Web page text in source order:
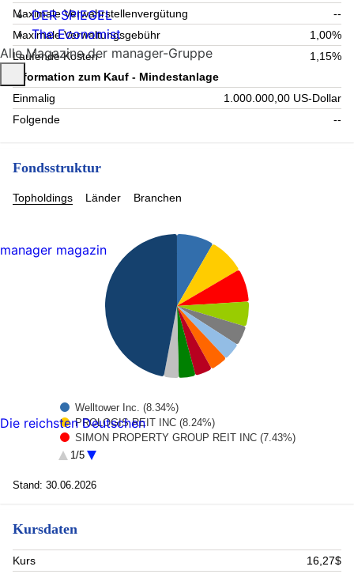
Maximale Verwahrstellenvergütung
--
Maximale Verwaltungsgebühr
1,00%
Laufende Kosten
1,15%
Information zum Kauf - Mindestanlage
Einmalig
1.000.000,00 US-Dollar
Folgende
--
Fondsstruktur
Topholdings Länder Branchen
Welltower Inc. (8.34%)
PROLOGIS REIT INC (8.24%)
SIMON PROPERTY GROUP REIT INC (7.43%)
Digital Realty Trust Inc. (5.6%)
VICI PPTYS INC (3.98%)
LAMAR ADVERTISING CO-A (3.77%)
1/5
Stand: 30.06.2026
Kursdaten
Kurs
16,27$
DER SPIEGEL
The Economist
Alle Magazine der manager-Gruppe
manager magazin
Die reichsten Deutschen